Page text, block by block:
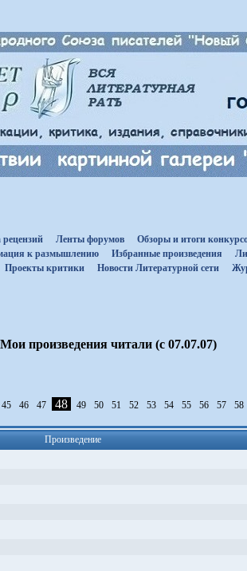
рецензий Ленты форумов Обзоры и итоги
к размышлению Избранные произведения
Проекты критики Новости Литературной сети
Мои произведения читали (с 07.07.07)
45 46 47 48 49 50 51 52 53 54 55 56 57 58
Произведение